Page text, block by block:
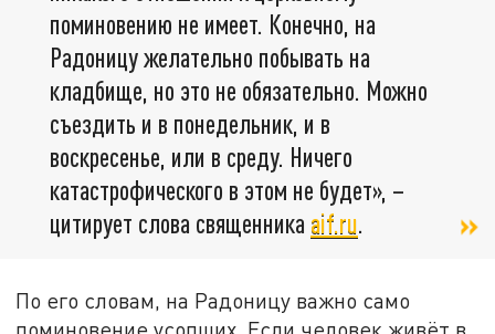
поминовению не имеет. Конечно, на
Радоницу желательно побывать на
кладбище, но это не обязательно. Можно
съездить и в понедельник, и в
воскресенье, или в среду. Ничего
катастрофического в этом не будет», –
цитирует слова священника aif.ru.
По его словам, на Радоницу важно само